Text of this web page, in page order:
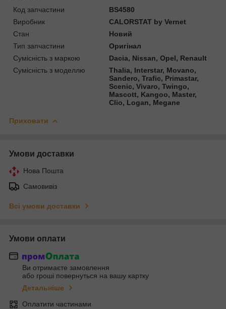
Код запчастини
BS4580
Виробник
CALORSTAT by Vernet
Стан
Новий
Тип запчастини
Оригінал
Сумісність з маркою
Dacia, Nissan, Opel, Renault
Сумісність з моделлю
Thalia, Interstar, Movano,
Sandero, Trafic, Primastar,
Scenic, Vivaro, Twingo,
Mascott, Kangoo, Master,
Clio, Logan, Megane
Приховати
Умови доставки
Нова Пошта
Самовивіз
Всі умови доставки
Умови оплати
Ви отримаєте замовлення
або гроші повернуться на вашу картку
Детальніше
Оплатити частинами